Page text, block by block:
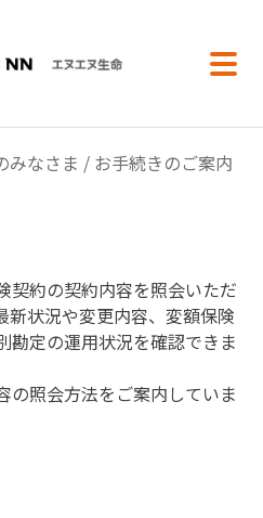
みなさま / お手続きのご案内
契約の契約内容を照会いただ
新状況や変更内容、変額保険
勘定の運用状況を確認できま
の照会方法をご案内していま